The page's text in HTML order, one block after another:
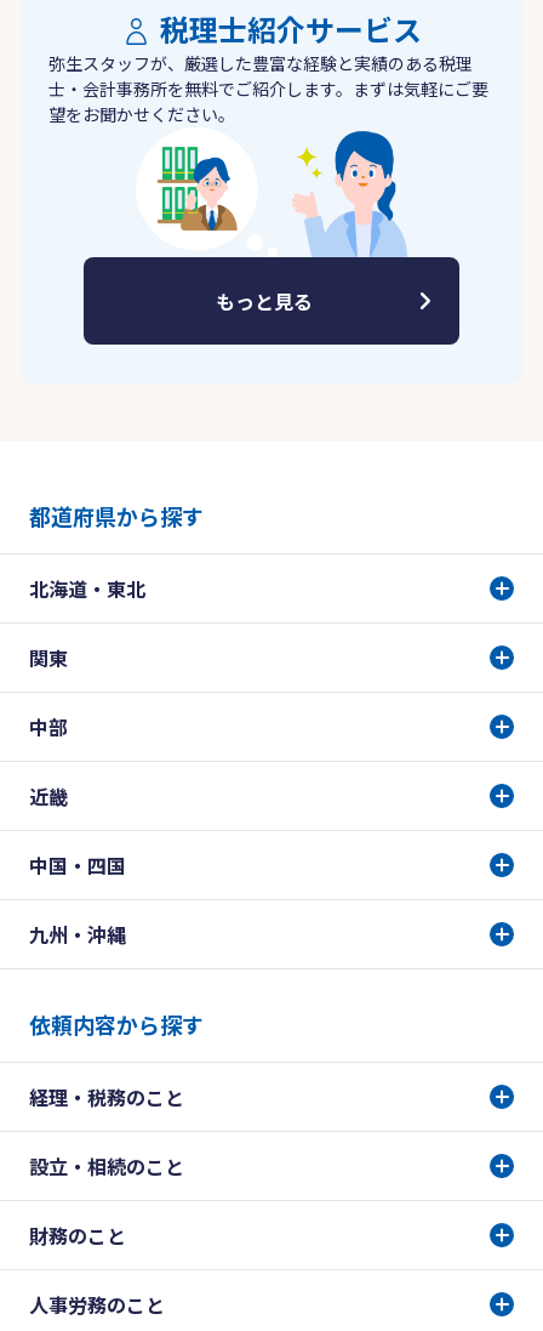
税理士紹介サービス
弥生スタッフが、厳選した豊富な経験と実績のある税理
士・会計事務所を無料でご紹介します。まずは気軽にご要
望をお聞かせください。
もっと見る
都道府県から探す
北海道・東北
関東
中部
近畿
中国・四国
九州・沖縄
依頼内容から探す
経理・税務のこと
設立・相続のこと
財務のこと
人事労務のこと